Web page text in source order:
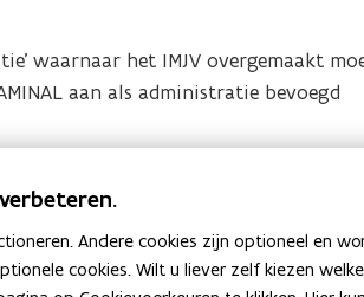
waarnaar het IMJV overgemaakt
aan als administratie bevoegd
de procedure voor de aangifte, de
Milieujaarverslag.
Andere cookies zijn optioneel en
cookies. Wilt u liever zelf kiezen